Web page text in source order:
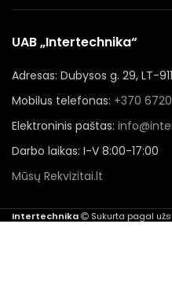
UAB „Intertechnika“
Adresas: Dubysos g. 29, LT-
Mobilus telefonas: +370
Elektroninis paštas:
Darbo laikas: I-V 8:00-17:00
Mūsų Rekvizitai.lt
Intertechnika Sukurta pagal